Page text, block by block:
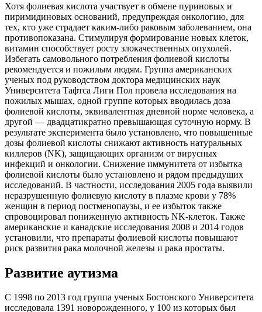
Хотя фолиевая кислота участвует в обмене пуриновых и
пиримидиновых оснований, предупреждая онкологию, для
тех, кто уже страдает каким-либо раковым заболеванием, она
противопоказана. Стимулируя формирование новых клеток,
витамин способствует росту злокачественных опухолей.
Избегать самовольного потребления фолиевой кислоты
рекомендуется и пожилым людям. Группа американских
ученых под руководством доктора медицинских наук
Университета Тафтса Лиги Пол провела исследования на
пожилых мышах, одной группе которых вводилась доза
фолиевой кислоты, эквивалентная дневной норме человека, а
другой — двадцатикратно превышающая суточную норму. В
результате эксперимента было установлено, что повышенные
дозы фолиевой кислоты снижают активность натуральных
киллеров (NK), защищающих организм от вирусных
инфекций и онкологии. Снижение иммунитета от избытка
фолиевой кислоты было установлено и рядом предыдущих
исследований. В частности, исследования 2005 года выявили
неразрушенную фолиевую кислоту в плазме крови у 78%
женщин в период постменопаузы, и ее избыток также
спровоцировал пониженную активность NK-клеток. Также
американские и канадские исследования 2008 и 2014 годов
установили, что препараты фолиевой кислоты повышают
риск развития рака молочной железы и рака простаты.
Развитие аутизма
С 1998 по 2013 год группа ученых Бостонского Университета
исследовала 1391 новорожденного, у 100 из которых был